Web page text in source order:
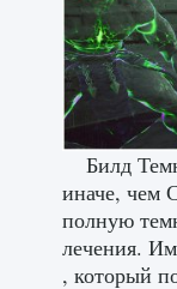
Билд
иначе, чем
полную
лечения.
, который